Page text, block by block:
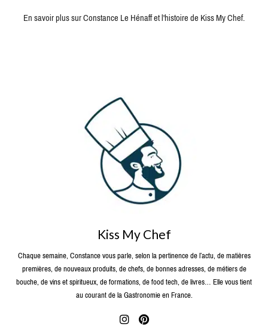
En savoir plus sur Constance Le Hénaff et l'histoire de Kiss My Chef.
Kiss My Chef
Chaque semaine, Constance vous parle, selon la pertinence de l’actu, de matières
premières, de nouveaux produits, de chefs, de bonnes adresses, de métiers de
bouche, de vins et spiritueux, de formations, de food tech, de livres… Elle vous tient
au courant de la Gastronomie en France.